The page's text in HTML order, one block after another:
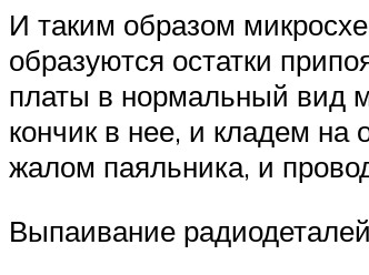
И таким образом
образуются остатки
платы в нормальный вид
кончик в нее, и кладем на
жалом паяльника, и
Выпаивание